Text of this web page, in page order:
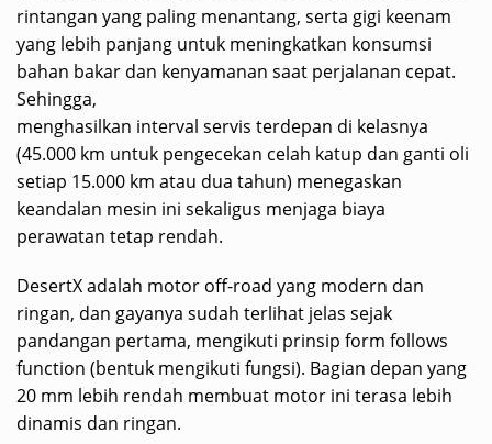
rintangan yang paling menantang, serta gigi keenam
yang lebih panjang untuk meningkatkan konsumsi
bahan bakar dan kenyamanan saat perjalanan cepat.
Sehingga,
menghasilkan interval servis terdepan di kelasnya
(45.000 km untuk pengecekan celah katup dan ganti oli
setiap 15.000 km atau dua tahun) menegaskan
keandalan mesin ini sekaligus menjaga biaya
perawatan tetap rendah.
DesertX adalah motor off-road yang modern dan
ringan, dan gayanya sudah terlihat jelas sejak
pandangan pertama, mengikuti prinsip form follows
function (bentuk mengikuti fungsi). Bagian depan yang
20 mm lebih rendah membuat motor ini terasa lebih
dinamis dan ringan.